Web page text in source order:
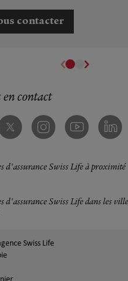
contacter
en contact
InstagramYoutube Linkedin
d'assurance Swiss Life à proximité
d'assurance Swiss Life dans les
Swiss Life